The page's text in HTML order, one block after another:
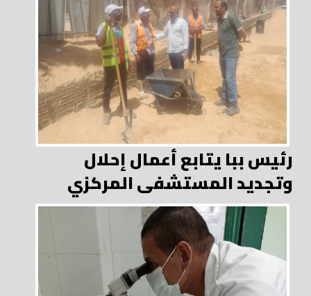
رئيس ببا يتابع أعمال إحلال
وتجديد المستشفى المركزي